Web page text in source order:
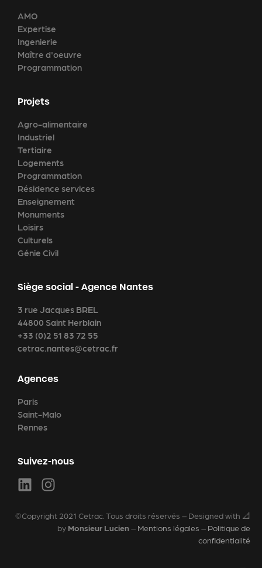
AMO
Expertise
Ingenierie
Maître d'oeuvre
Programmation
Projets
Agro-alimentaire
Industriel
Tertiaire
Logements
Programmation
Résidence services
Enseignement
Monuments
Loisirs
Culturels
Génie Civil
Siège social - Agence Nantes
3 rue Jacques BREL
44800 Saint Herblain
+33 (0)2 51 83 72 55
cetrac.nantes@cetrac.fr
Agences
Paris
Saint-Malo
Rennes
Suivez-nous
©Copyright 2021 Cetrac. Tous droits réservés – Designed with 📐
by Monsieur Lucien– Mentions légales – Politique de
confidentialité